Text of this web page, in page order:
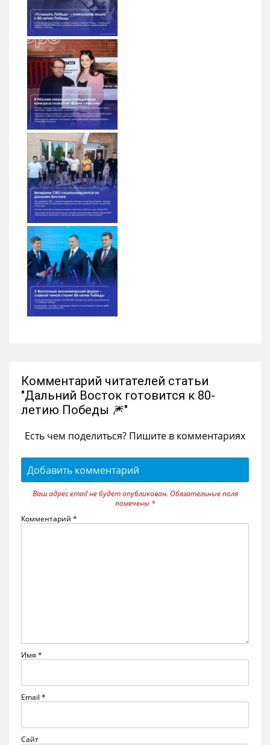
Комментарий читателей статьи
"Дальний Восток готовится к 80-
летию Победы 🎆"
Есть чем поделиться? Пишите в комментариях
Добавить комментарий
Ваш адрес email не будет опубликован. Обязательные поля
помечены *
Комментарий *
Имя *
Email *
Сайт